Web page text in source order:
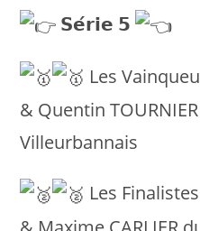
𝗦𝗲́𝗿𝗶𝗲 𝟱
Les
& Quentin
Villeurbannais
Les